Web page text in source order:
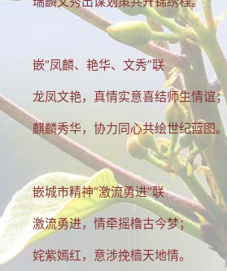
拐翁文集
月荷文集
冰雪文集
谢炳城文集
牟艳芬文集
心语文集
家家文集
趣闻轶事
嵌“凤麟、艳华、文秀”联
龙凤文艳，真情实意喜结师生情谊；
麒麟秀华，协力同心共绘世纪蓝图。
嵌城市精神“激流勇进”联
激流勇进，情牵摇橹古今梦；
姹紫嫣红，意涉挽樯天地情。